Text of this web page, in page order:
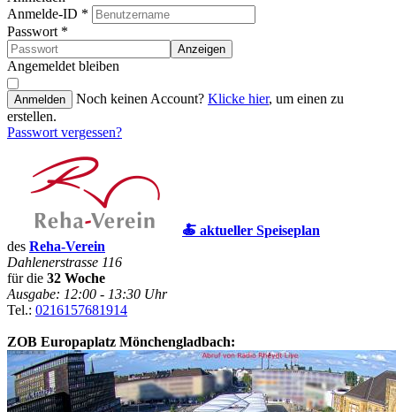
Anmelde-ID *
Passwort *
Anzeigen
Angemeldet bleiben
Anmelden Noch keinen Account? Klicke hier, um einen zu
erstellen.
Passwort vergessen?
🍝 aktueller Speiseplan
des Reha-Verein
Dahlenerstrasse 116
für die 32 Woche
Ausgabe: 12:00 - 13:30 Uhr
Tel.: 0216157681914
ZOB Europaplatz Mönchengladbach: